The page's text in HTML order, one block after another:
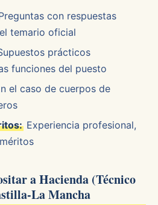
con respuestas
temario oficial
prácticos
funciones del puesto
el caso de cuerpos de
Experiencia profesional,
a Hacienda (Técnico
La Mancha